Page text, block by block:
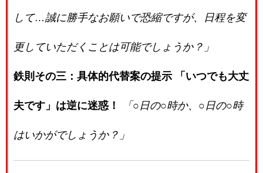
して…誠に勝手なお願いで恐縮ですが、日程を変
更していただくことは可能でしょうか？」
鉄則その三：具体的代替案の提示 「いつでも大丈
夫です」は逆に迷惑！ 「○日の○時か、○日の○時
はいかがでしょうか？」